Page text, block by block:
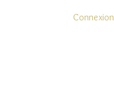
Connexion